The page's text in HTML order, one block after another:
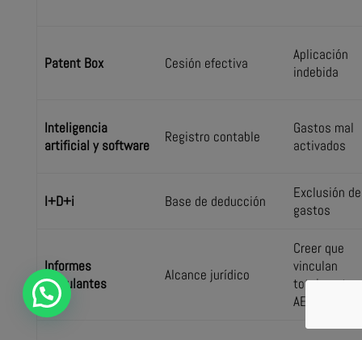
Patent Box Cesión efectiva
Aplicación
indebida
Inteligencia
artificial y software
Registro contable
Gastos mal
activados
I+D+i Base de deducción
Exclusión de
gastos
Informes
vinculantes
Alcance jurídico
Creer que
vinculan
totalmente a
AEAT